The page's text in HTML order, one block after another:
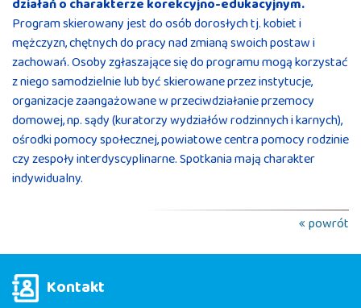
działań o charakterze korekcyjno-edukacyjnym.
Program skierowany jest do osób dorosłych tj. kobiet i
mężczyzn, chętnych do pracy nad zmianą swoich postaw i
zachowań. Osoby zgłaszające się do programu mogą korzystać
z niego samodzielnie lub być skierowane przez instytucje,
organizacje zaangażowane w przeciwdziałanie przemocy
domowej, np. sądy (kuratorzy wydziałów rodzinnych i karnych),
ośrodki pomocy społecznej, powiatowe centra pomocy rodzinie
czy zespoły interdyscyplinarne. Spotkania mają charakter
indywidualny.
powrót
Kontakt